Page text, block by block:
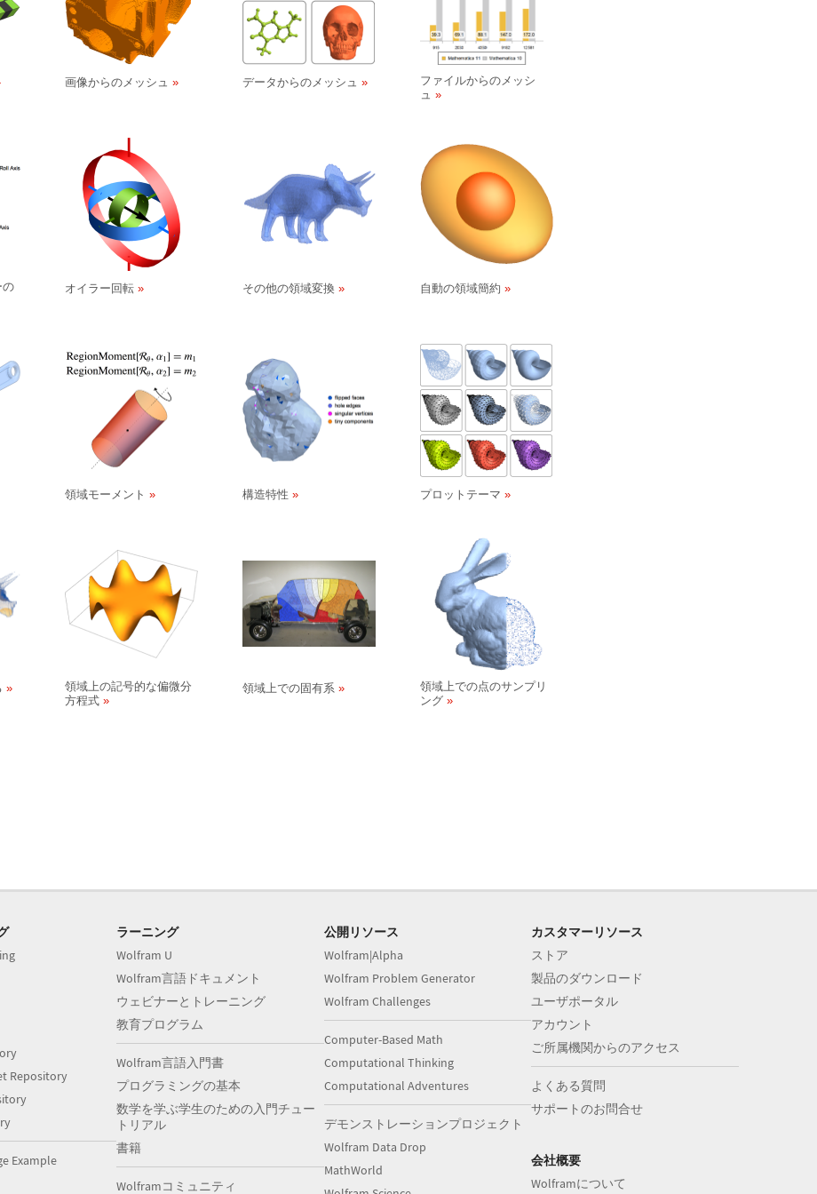
画像からのメッシュ データからのメッシュ
ファイルからのメッシ
ュ
の
オイラー回転 その他の領域変換 自動の領域簡約
領域モーメント 構造特性 プロットテーマ
領域上の記号的な偏微分
方程式
領域上での固有系
領域上での点のサンプリ
ング
Repository
Example
ラーニング
Wolfram U
Wolfram言語ドキュメント
ウェビナーとトレーニング
教育プログラム
Wolfram言語入門書
プログラミングの基本
数学を学ぶ学生のための入門チュー
トリアル
書籍
Wolframコミュニティ
公開リソース
Wolfram|Alpha
Wolfram Problem Generator
Wolfram Challenges
Computer-Based Math
Computational Thinking
Computational Adventures
デモンストレーションプロジェクト
Wolfram Data Drop
MathWorld
カスタマーリソース
ストア
製品のダウンロード
ユーザポータル
アカウント
ご所属機関からのアクセス
よくある質問
サポートのお問合せ
会社概要
Wolframについて